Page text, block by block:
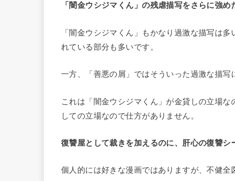
「闇金ウシジマくん」の残虐描写をさらに強め
「闇金ウシジマくん」もかなり過激な描写は
れている部分も多いです。
一方、「善悪の屑」ではそういった過激な描写
これは「闇金ウシジマくん」が金貸しの立場
しての立場なので仕方がありません。
復讐屋として裁きを加えるのに、肝心の復讐
個人的には好きな漫画ではありますが、不健全